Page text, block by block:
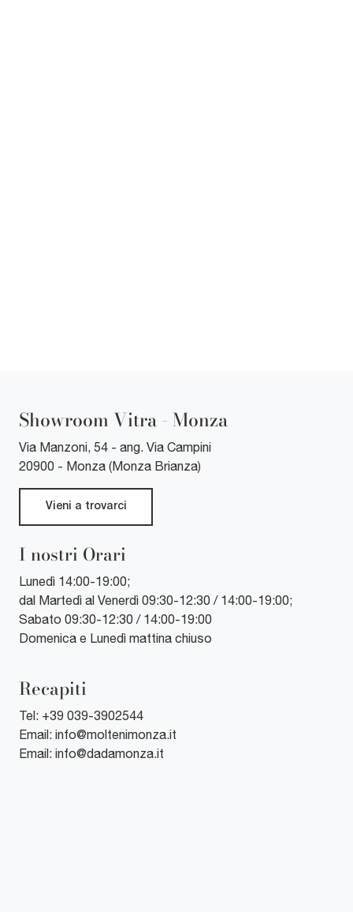
Showroom Vitra - Monza
Via Manzoni, 54 - ang. Via Campini
20900 - Monza (Monza Brianza)
Vieni a trovarci
I nostri Orari
Lunedì 14:00-19:00;
dal Martedì al Venerdì 09:30-12:30 / 14:00-19:00;
Sabato 09:30-12:30 / 14:00-19:00
Domenica e Lunedì mattina chiuso
Recapiti
Tel: +39 039-3902544
Email: info@moltenimonza.it
Email: info@dadamonza.it